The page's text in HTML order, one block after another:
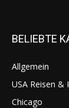
BELIEBTE
Allgemein
USA Reisen &
Chicago